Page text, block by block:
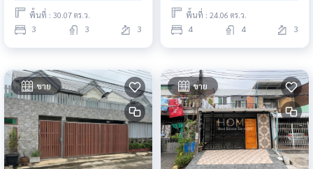
พื้นที่ : 30.07 ตร.ว.
3 3 3
พื้นที่ : 24.06 ตร.ว.
4 4 3
ขาย ขาย